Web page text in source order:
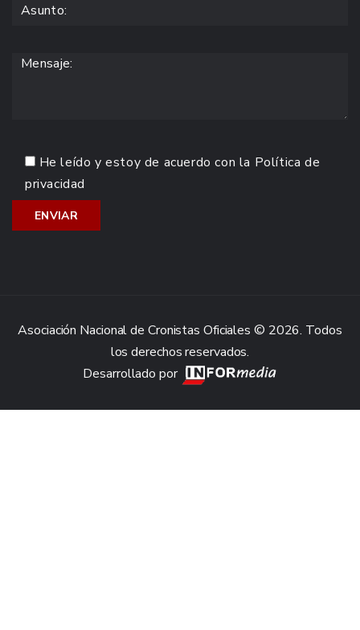
He leído y estoy de acuerdo con la Política de
privacidad
Asociación Nacional de Cronistas Oficiales © 2026. Todos
los derechos reservados.
Desarrollado por